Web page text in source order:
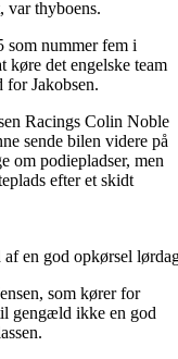
var thyboens.
som nummer fem i
køre det engelske team
Jakobsen.
Racings Colin Noble
sende bilen videre på
om podiepladser, men
efter et skidt
en god opkørsel
som kører for
gengæld ikke en god